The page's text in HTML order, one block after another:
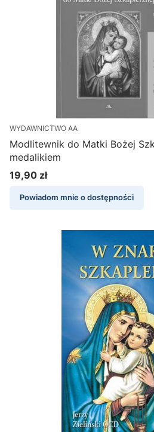
WYDAWNICTWO AA
Modlitewnik do Matki Bożej
medalikiem
Cena
19,90 zł
Powiadom mnie o dostępności